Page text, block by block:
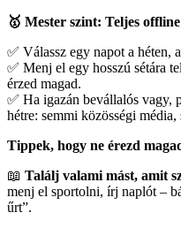
🥇 Mester szint: Teljes
✅ Válassz egy napot a héten,
✅ Menj el egy hosszú sétára
érzed magad.
✅ Ha igazán bevállalós vagy,
hétre: semmi közösségi
Tippek, hogy ne érezd
📖 Találj valami mást, amit
menj el sportolni, írj naplót –
űrt”.